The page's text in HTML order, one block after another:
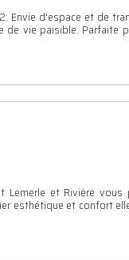
Envie d'espace et de
vie paisible. Parfaite
Lemerle et Rivière
esthétique et confort